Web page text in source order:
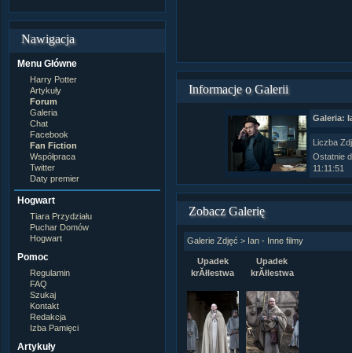
Nawigacja
Menu Główne
Harry Potter
Artykuły
Forum
Galeria
Chat
Facebook
Fan Fiction
Współpraca
Twitter
Daty premier
Hogwart
Tiara Przydziału
Puchar Domów
Hogwart
Pomoc
Regulamin
FAQ
Szukaj
Kontakt
Redakcja
Izba Pamięci
Artykuły
Informacje o Galerii
Galeria:
Liczba
Ostatnie
11:11:51
Zobacz Galerię
Galerie Zdjęć > Ian - Inne filmy
Upadek
krĂłlestwa
Upadek
krĂłlestwa